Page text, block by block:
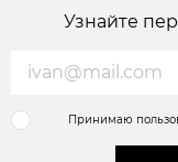
Узнайте
Принимаю